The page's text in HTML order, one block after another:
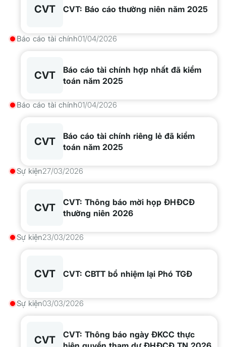
CVT CVT: Báo cáo thường niên năm 2025
Báo cáo tài chính01/04/2026
CVT
Báo cáo tài chính hợp nhất đã kiểm
toán năm 2025
Báo cáo tài chính01/04/2026
CVT
Báo cáo tài chính riêng lẻ đã kiểm
toán năm 2025
Sự kiện27/03/2026
CVT
CVT: Thông báo mời họp ĐHĐCĐ
thường niên 2026
Sự kiện23/03/2026
CVT CVT: CBTT bổ nhiệm lại Phó TGĐ
Sự kiện03/03/2026
CVT
CVT: Thông báo ngày ĐKCC thực